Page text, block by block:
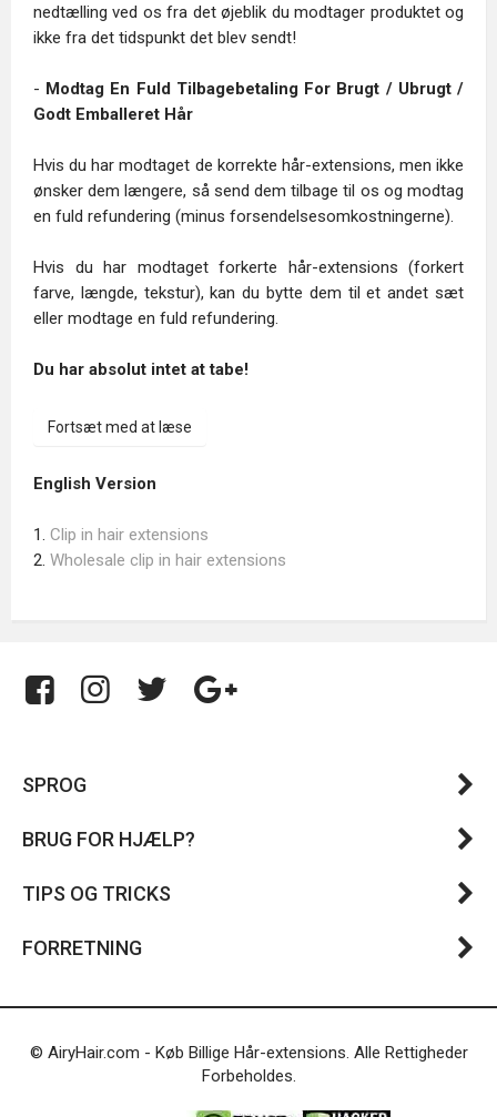
nedtælling ved os fra det øjeblik du modtager produktet og
ikke fra det tidspunkt det blev sendt!
- Modtag En Fuld Tilbagebetaling For Brugt / Ubrugt /
Godt Emballeret Hår
Hvis du har modtaget de korrekte hår-extensions, men ikke
ønsker dem længere, så send dem tilbage til os og modtag
en fuld refundering (minus forsendelsesomkostningerne).
Hvis du har modtaget forkerte hår-extensions (forkert
farve, længde, tekstur), kan du bytte dem til et andet sæt
eller modtage en fuld refundering.
Du har absolut intet at tabe!
Fortsæt med at læse
English Version
1. Clip in hair extensions
2. Wholesale clip in hair extensions
SPROG
BRUG FOR HJÆLP?
TIPS OG TRICKS
FORRETNING
© AiryHair.com - Køb Billige Hår-extensions. Alle Rettigheder
Forbeholdes.